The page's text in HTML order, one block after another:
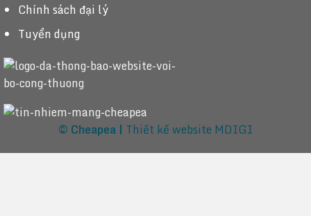
Chính sách đại lý
Tuyển dụng
© Cheapea | Thiết kế website MDIGI